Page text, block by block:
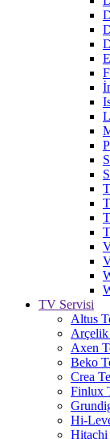
TV Servisi
Altus
Arçelik
Axen
Beko
Crea
Finlux
Hi-
Hitachi